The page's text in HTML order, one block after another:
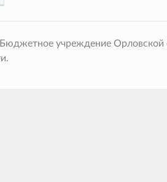
учреждение Орловской